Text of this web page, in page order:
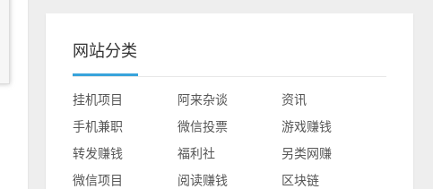
网站分类
挂机项目 阿来杂谈
资讯
手机兼职
微信投票
游戏赚钱
转发赚钱
福利社
另类网赚
微信项目
阅读赚钱
区块链